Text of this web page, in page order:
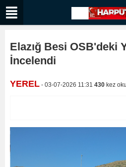
Elazığ Besi OSB'deki
İncelendi
YEREL - 03-07-2026 11:31 430 kez